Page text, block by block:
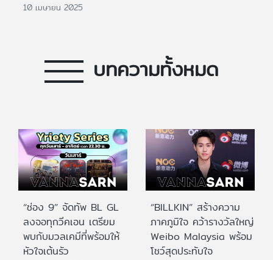
10 เมษายน 2025
บทความทั้งหมด
“ช่อง 9” จัดทัพ BL GL
ลงจอทุกวีคเอน เตรียม
พบกับมวลเคมีที่พร้อมให้
หัวใจเต้นรัว
“BILLKIN” สร้างความ
ภาคภูมิใจ คว้ารางวัลใหญ่
Weibo Malaysia พร้อม
โชว์สุดประทับใจ